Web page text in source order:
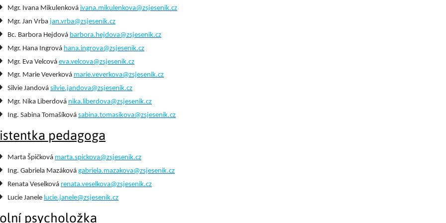
Mgr. Ivana Mikulenková ivana.mikulenkova@zsjesenik.cz
Mgr. Jan Vrba jan.vrba@zsjesenik.cz
Bc. Barbora Hejdová barbora.hejdova@zsjesenik.cz
Mgr. Hana Ingrová hana.ingrova@zsjesenik.cz
Mgr. Eva Velcová eva.velcova@zsjesenik.cz
Mgr. Marie Veverková marie.veverkova@zsjesenik.cz
Silvie Jandová silvie.jandova@zsjesenik.cz
Mgr. Nika Liberdová nika.liberdova@zsjesenik.cz
Ing. Sabina Tomašíková sabina.tomasikova@zsjesenik.cz
pedagoga
Marta Špičková marta.spickova@zsjesenik.cz
Ing. Gabriela Mazáková gabriela.mazakova@zsjesenik.cz
Renata Veselková renata.veselkova@zsjesenik.cz
Lucie Janele lucie.janele@zsjesenik.cz
psycholožka